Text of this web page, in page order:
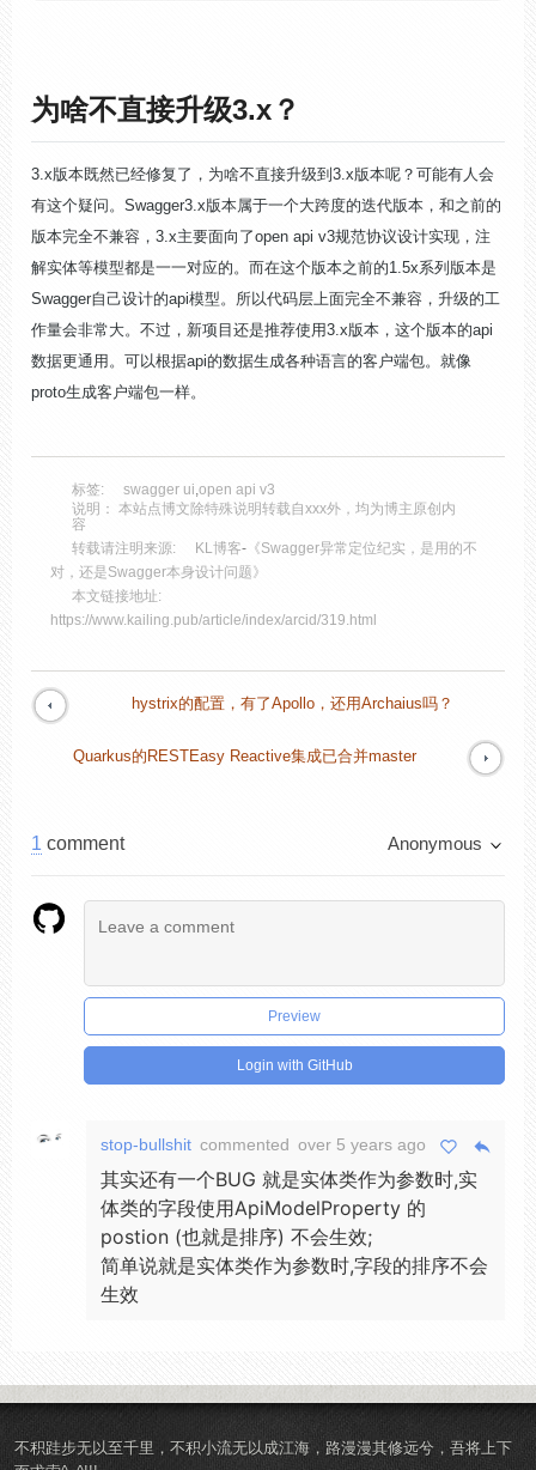
为啥不直接升级3.x？
3.x版本既然已经修复了，为啥不直接升级到3.x版本呢？可能有人会
有这个疑问。Swagger3.x版本属于一个大跨度的迭代版本，和之前的
版本完全不兼容，3.x主要面向了open api v3规范协议设计实现，注
解实体等模型都是一一对应的。而在这个版本之前的1.5x系列版本是
Swagger自己设计的api模型。所以代码层上面完全不兼容，升级的工
作量会非常大。不过，新项目还是推荐使用3.x版本，这个版本的api
数据更通用。可以根据api的数据生成各种语言的客户端包。就像
proto生成客户端包一样。
标签: swagger ui,open api v3
说明： 本站点博文除特殊说明转载自xxx外，均为博主原创内
容
转载请注明来源:
KL博客- 《Swagger异常定位纪实，是用的不
对，还是Swagger本身设计问题》
本文链接地址:
https://www.kailing.pub/article/index/arcid/319.html
hystrix的配置，有了Apollo，还用Archaius吗？
Quarkus的RESTEasy Reactive集成已合并master
1 comment Anonymous
Preview
Login with GitHub
stop-bullshit commented over 5 years ago
其实还有一个BUG 就是实体类作为参数时,实
体类的字段使用ApiModelProperty 的
postion (也就是排序) 不会生效;
简单说就是实体类作为参数时,字段的排序不会
生效
不积跬步无以至千里，不积小流无以成江海，路漫漫其修远兮，吾将上下